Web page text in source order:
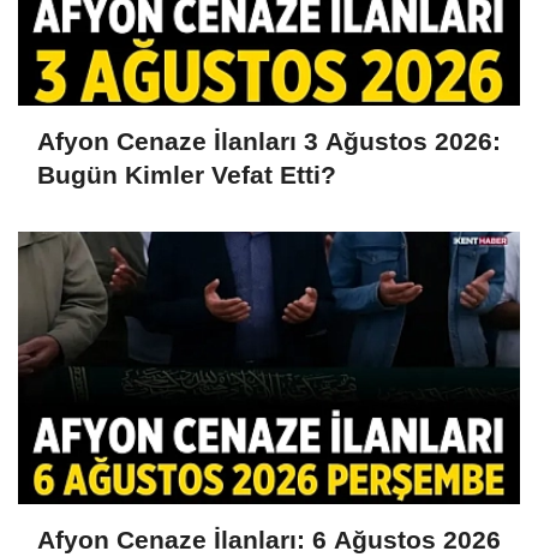
Afyon Cenaze İlanları 3 Ağustos 2026:
Bugün Kimler Vefat Etti?
Afyon Cenaze İlanları: 6 Ağustos 2026